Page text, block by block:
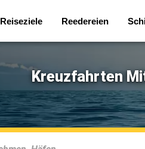
Reiseziele Reedereien
Kreuzfahrten